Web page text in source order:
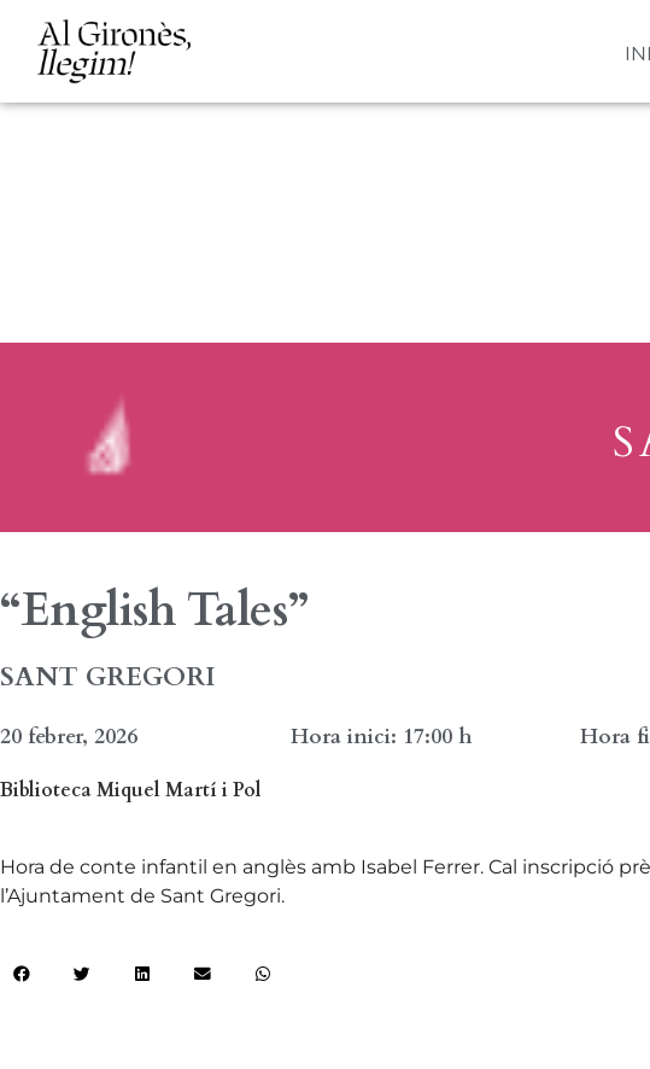
“English Tales”
SANT GREGORI
20 febrer, 2026 Hora inici: 17:00 h Hora
Biblioteca Miquel Martí i Pol
Hora de conte infantil en anglès amb Isabel Ferrer. Cal inscripció
l’Ajuntament de Sant Gregori.